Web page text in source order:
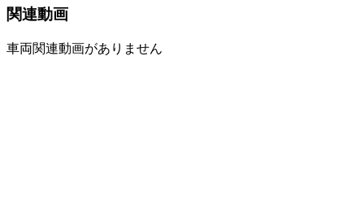
関連動画
車両関連動画がありません